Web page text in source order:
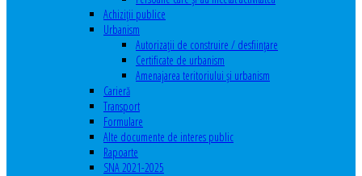
Achiziţii publice
Urbanism
Autorizații de construire / desființare
Certificate de urbanism
Amenajarea teritoriului şi urbanism
Carieră
Transport
Formulare
Alte documente de interes public
Rapoarte
SNA 2021-2025